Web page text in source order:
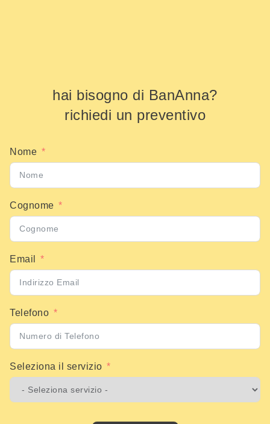
hai bisogno di BanAnna?
richiedi un preventivo
Nome
Cognome
Email
Telefono
Seleziona il servizio